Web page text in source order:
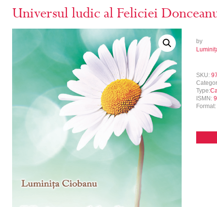
Universul ludic al Feliciei
by
SKU:
Type:
ISMN:
Format: